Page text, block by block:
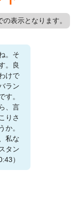
表示となります。
。そ
。良
けで
ラン
す。
、言
りさ
か。
私な
タン
）